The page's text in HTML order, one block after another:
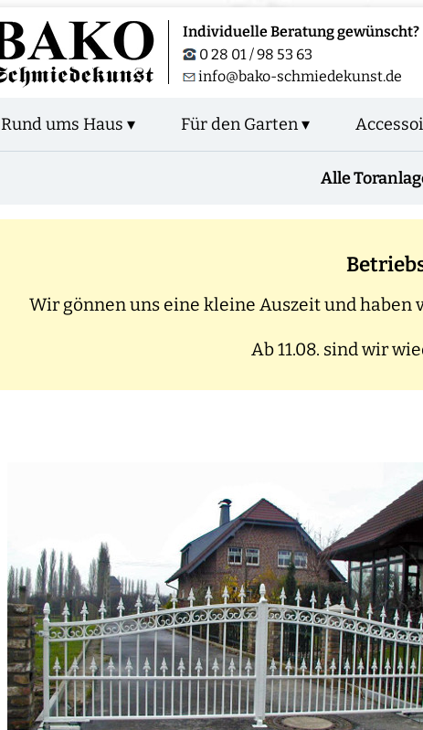
Individuelle Beratung gewünscht?
0 28 01 / 98 53 63
info@bako-schmiedekunst.de
Rund ums Haus ▾ Für den Garten ▾
Alle
Wir gönnen uns eine kleine Auszeit und haben
Ab 11.08. sind wir